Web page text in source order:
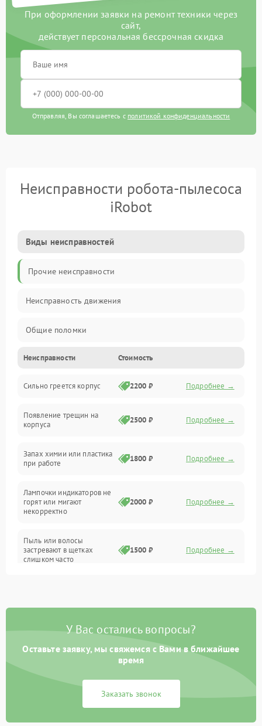
При оформлении заявки на ремонт техники через
сайт,
действует персональная бессрочная скидка
Отправляя, Вы соглашаетесь с политикой конфиденциальности
Неисправности робота-пылесоса
iRobot
Виды неисправностей
Прочие неисправности
Неисправность движения
Общие поломки
Неисправность датчиков
Неисправность программного обеспечения
Проблемы с сигналом
Батарея
Программные сбои
Неисправности Стоимость
Сильно греется корпус 2200 ₽ Подробнее →
Появление трещин на
корпуса
2500 ₽ Подробнее →
Запах химии или пластика
при работе
1800 ₽ Подробнее →
Лампочки индикаторов не
горят или мигают
некорректно
2000 ₽ Подробнее →
Пыль или волосы
застревают в щетках
слишком часто
1500 ₽ Подробнее →
У Вас остались вопросы?
Оставьте заявку, мы свяжемся с Вами в ближайшее
время
Заказать звонок